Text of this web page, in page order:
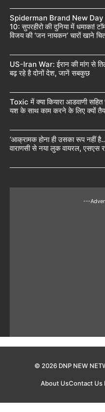
Spiderman Brand New
10: सुपरहीरो की दुनिया में धमाका!
विजय की ‘जन नायकन’ चारों खाने
US-Iran War: ईरान की मांग से
बढ़ रहे है दोनों देश, जानें सबकुछ
Toxic में क्या कियारा आडवाणी सहित
यश के साथ काम करने के लिए क्यों
‘आक्रामक होना ही उसका रूप नहीं
वाराणसी से नया लुक वायरल, एसएस
---
© 2026 DNP NEW
About UsContact Us